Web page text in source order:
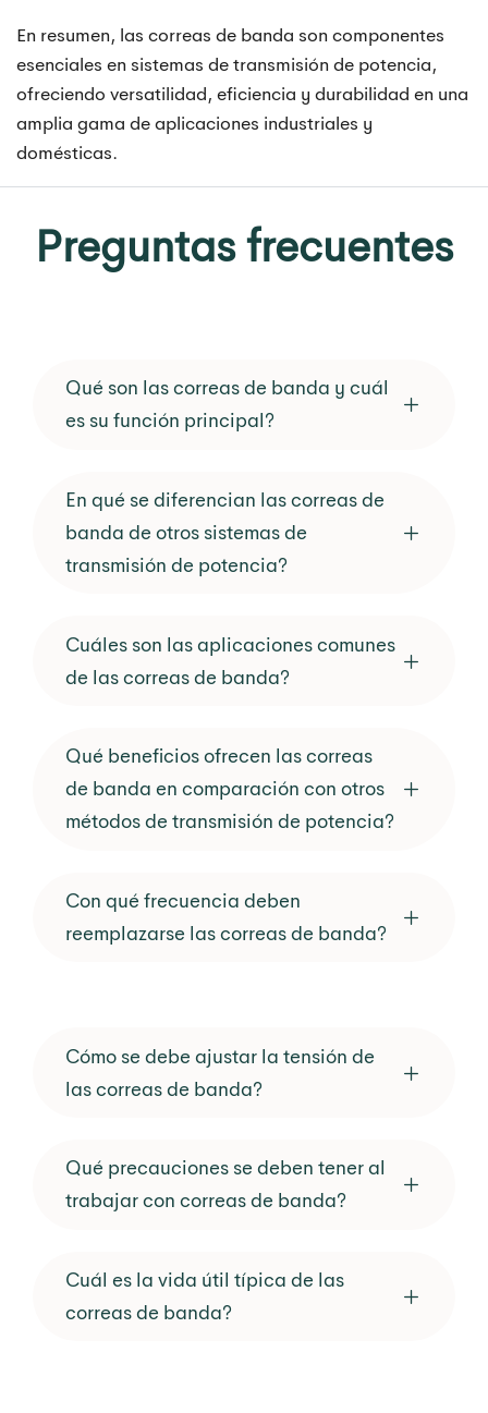
En resumen, las correas de banda son componentes
esenciales en sistemas de transmisión de potencia,
ofreciendo versatilidad, eficiencia y durabilidad en una
amplia gama de aplicaciones industriales y
domésticas.
Preguntas frecuentes
Qué son las correas de banda y cuál
es su función principal?
En qué se diferencian las correas de
banda de otros sistemas de
transmisión de potencia?
Cuáles son las aplicaciones comunes
de las correas de banda?
Qué beneficios ofrecen las correas
de banda en comparación con otros
métodos de transmisión de potencia?
Con qué frecuencia deben
reemplazarse las correas de banda?
Cómo se debe ajustar la tensión de
las correas de banda?
Qué precauciones se deben tener al
trabajar con correas de banda?
Cuál es la vida útil típica de las
correas de banda?